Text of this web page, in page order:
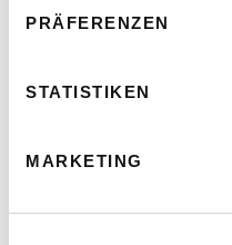
PRÄFERENZEN
STATISTIKEN
MARKETING